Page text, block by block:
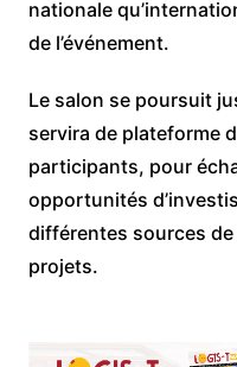
nationale
de l’événement.
Le salon se poursuit
servira de plateforme
participants, pour
opportunités
différentes sources
projets.